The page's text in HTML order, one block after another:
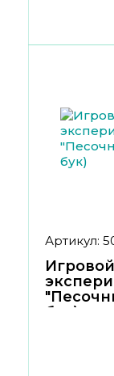
Артикул:
бук)